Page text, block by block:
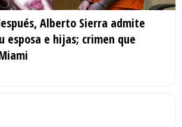
Alberto Sierra admite
esposa e hijas; crimen que